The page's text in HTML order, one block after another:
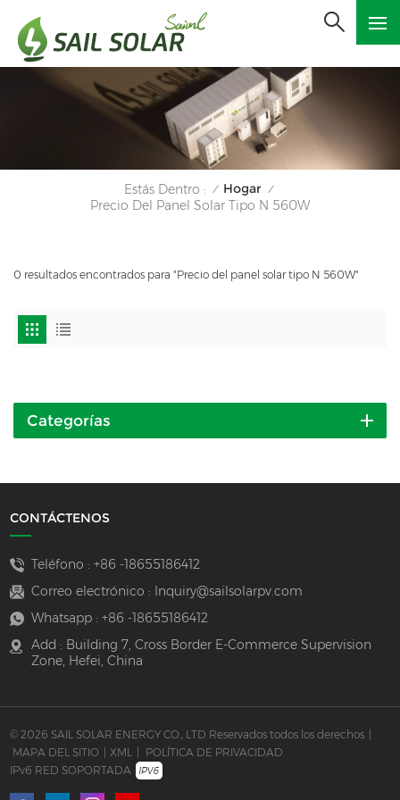
Estás Dentro : / Hogar /
Precio Del Panel Solar Tipo N 560W
0 resultados encontrados para "Precio del panel solar tipo N 560W"
Categorías
CONTÁCTENOS
Teléfono : +86 -18655186412
Correo electrónico :
Inquiry@sailsolarpv.com
Whatsapp : +86 -18655186412
Add : Building 7, Cross Border E-Commerce Supervision
Zone, Hefei, China
© 2026 SAIL SOLAR ENERGY CO., LTD Reservados todos los derechos |
MAPA DEL SITIO | XML | POLÍTICA DE PRIVACIDAD
IPv6 RED SOPORTADA